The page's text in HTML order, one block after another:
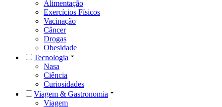
Alimentação
Exercícios Físicos
Vacinação
Câncer
Drogas
Obesidade
Tecnologia
Nasa
Ciência
Curiosidades
Viagem & Gastronomia
Viagem